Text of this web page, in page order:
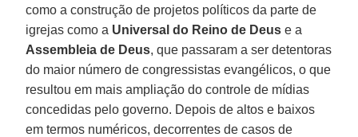
como a construção de projetos políticos da parte de
igrejas como a Universal do Reino de Deus e a
Assembleia de Deus, que passaram a ser detentoras
do maior número de congressistas evangélicos, o que
resultou em mais ampliação do controle de mídias
concedidas pelo governo. Depois de altos e baixos
em termos numéricos, decorrentes de casos de